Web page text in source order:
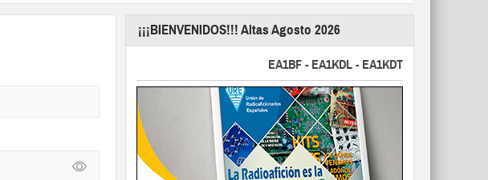
¡¡¡BIENVENIDOS!!! Altas Agosto 2026
EA1BF - EA1KDL - EA1KDT - EA2FBJ - EA2FJU